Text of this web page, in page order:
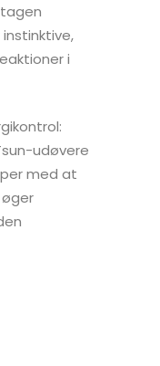
i
udøvere
med at
øger